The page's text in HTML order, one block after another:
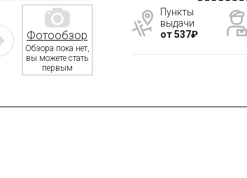
Фотообзор
Обзора пока нет,
вы можете стать
первым
Пункты
выдачи
от 537₽